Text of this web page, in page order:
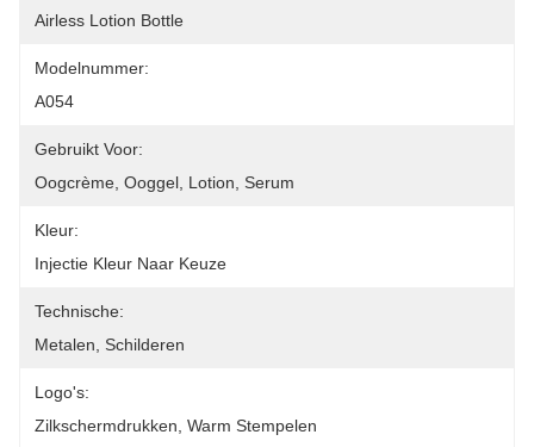
Airless Lotion Bottle
Modelnummer:
A054
Gebruikt Voor:
Oogcrème, Ooggel, Lotion, Serum
Kleur:
Injectie Kleur Naar Keuze
Technische:
Metalen, Schilderen
Logo's:
Zilkschermdrukken, Warm Stempelen